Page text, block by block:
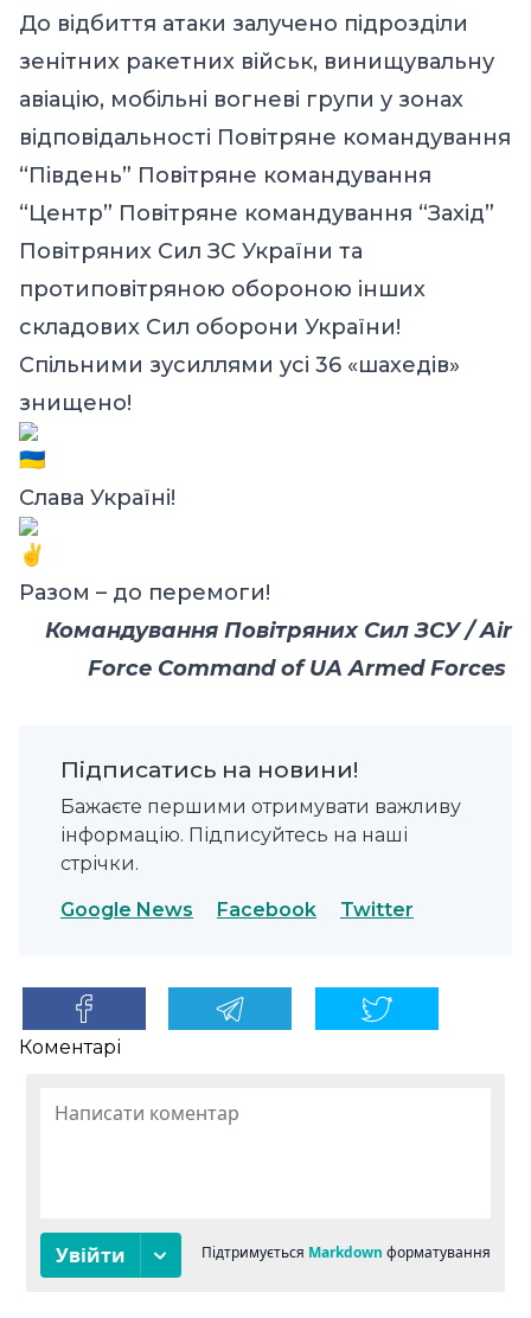
До відбиття атаки залучено підрозділи
зенітних ракетних військ, винищувальну
авіацію, мобільні вогневі групи у зонах
відповідальності Повітряне командування
“Південь” Повітряне командування
“Центр” Повітряне командування “Захід”
Повітряних Сил ЗС України та
протиповітряною обороною інших
складових Сил оборони України!
Спільними зусиллями усі 36 «шахедів»
знищено!
Слава Україні!
Разом – до перемоги!
Командування Повітряних Сил ЗСУ / Air
Force Command of UA Armed Forces
Підписатись на новини!
Бажаєте першими отримувати важливу
інформацію. Підписуйтесь на наші
стрічки.
Google News Facebook Twitter
Коментарі